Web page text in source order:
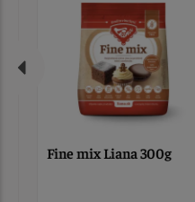
Fine mix Liana 300g